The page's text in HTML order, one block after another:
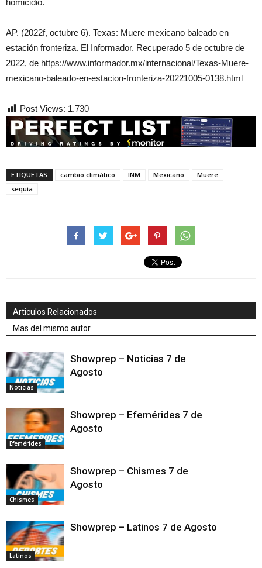
AP. (2022f, octubre 6). Texas: Muere mexicano baleado en
estación fronteriza. El Informador. Recuperado 5 de octubre de
2022, de https://www.informador.mx/internacional/Texas-Muere-
mexicano-baleado-en-estacion-fronteriza-20221005-0138.html
Post Views: 1.730
ETIQUETAS cambio climático INM Mexicano
Muere
sequía
Articulos Relacionados
Mas del mismo autor
Noticias
Showprep – Noticias 7 de
Agosto
Efemérides
Showprep – Efemérides 7 de
Agosto
Chismes
Showprep – Chismes 7 de
Agosto
Latinos
Showprep – Latinos 7 de Agosto